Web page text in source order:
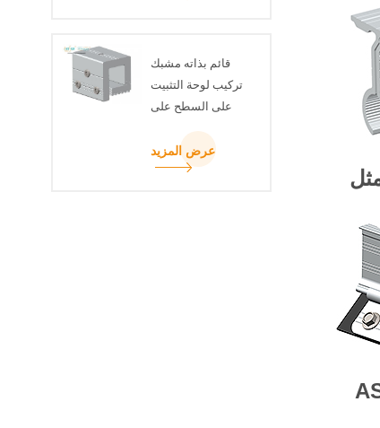
قائم بذاته مشبك
تركيب لوحة التثبيت
على السطح على
عرض المزيد